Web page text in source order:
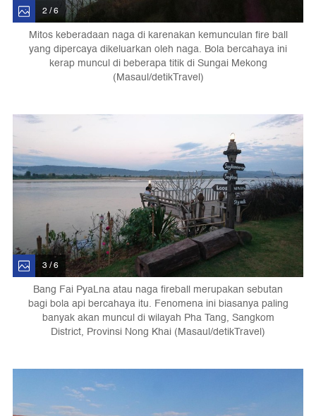
2 / 6
Mitos keberadaan naga di karenakan kemunculan fire ball
yang dipercaya dikeluarkan oleh naga. Bola bercahaya ini
kerap muncul di beberapa titik di Sungai Mekong
(Masaul/detikTravel)
3 / 6
Bang Fai PyaLna atau naga fireball merupakan sebutan
bagi bola api bercahaya itu. Fenomena ini biasanya paling
banyak akan muncul di wilayah Pha Tang, Sangkom
District, Provinsi Nong Khai (Masaul/detikTravel)